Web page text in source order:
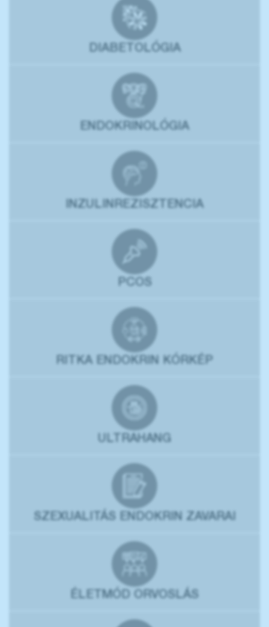
DIABETOLÓGIA
ENDOKRINOLÓGIA
INZULINREZISZTENCIA
PCOS
RITKA ENDOKRIN KÓRKÉP
ULTRAHANG
SZEXUALITÁS ENDOKRIN ZAVARAI
ÉLETMÓD ORVOSLÁS